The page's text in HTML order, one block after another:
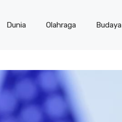
Dunia Olahraga Budaya